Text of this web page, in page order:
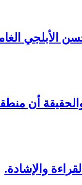
الأبلجي
أن منطقة
والإشادة.